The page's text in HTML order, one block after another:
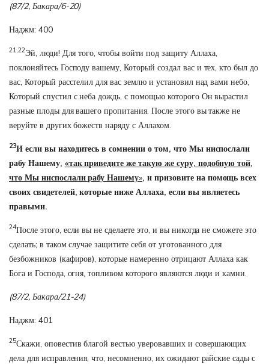
(87/2, Бакара/6-20)
Наджм: 400
21,22Эй, люди! Для того, чтобы войти под защиту Аллаха,
поклоняйтесь Господу вашему, Который создал вас и тех, кто был до
вас, Который расстелил для вас землю и установил над вами небо,
Который спустил с неба дождь, с помощью которого Он вырастил
разные плоды для вашего пропитания. После этого вы также не
веруйте в других божеств наряду с Аллахом.
23И если вы находитесь в сомнении о том, что Мы ниспослали
рабу Нашему, «так приведите же такую же суру, подобную той,
что Мы ниспослали рабу Нашему», и призовите на помощь всех
своих свидетелей, которые ниже Аллаха, если вы являетесь
правыми.
24После этого, если вы не сделаете это, и вы никогда не сможете это
сделать; в таком случае защитите себя от уготованного для
безбожников (кафиров), которые намеренно отрицают Аллаха как
Бога и Господа, огня, топливом которого являются люди и камни.
(87/2, Бакара/21-24)
Наджм: 401
25Скажи, оповестив благой вестью уверовавших и совершающих
дела для исправления, что, несомненно, их ожидают райские сады с